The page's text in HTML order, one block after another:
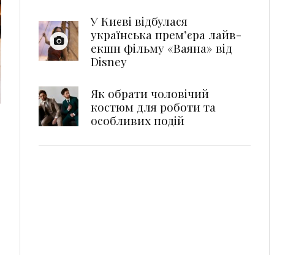
У Києві відбулася
українська прем’єра лайв-
екшн фільму «Ваяна» від
Disney
Як обрати чоловічий
костюм для роботи та
особливих подій